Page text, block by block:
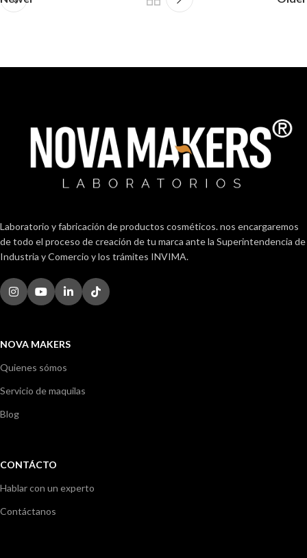
Laboratorio y fabricación de productos cosméticos. nos encargaremos
de todo el proceso de creación de tu marca ante la Superintendencia de
Industria y Comercio y los trámites INVIMA.
NOVA MAKERS
Quienes sómos
Servicio de maquilas
Blog
CONTÁCTO
Hablar con un experto
Contáctanos